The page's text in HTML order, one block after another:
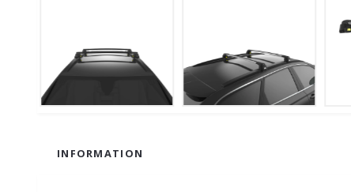
INFORMATION